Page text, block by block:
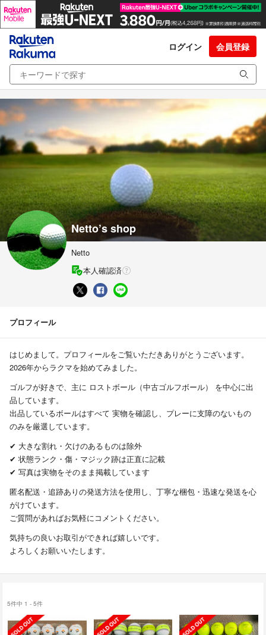
ログイン 会員登録
Netto’s shop
Netto
本人確認済
プロフィール
はじめまして。プロフィールをご覧いただきありがとうございます。
2026年からラクマを始めてみました。
ゴルフが好きで、主に ロストボール（中古ゴルフボール） を中心に出
品しています。
出品しているボールはすべて 実物を確認し、プレーに支障のないもの
のみを厳選しています。
✔ 大きな割れ・欠けのあるものは除外
✔ 状態ランク・傷・マジック跡は正直に記載
✔ 写真は実物をそのまま掲載しています
匿名配送・追跡ありの発送方法を使用し、丁寧な梱包・迅速な発送を心
がけています。
ご質問があればお気軽にコメントください。
気持ちの良いお取引ができれば嬉しいです。
よろしくお願いいたします。
5件中 1 - 5件